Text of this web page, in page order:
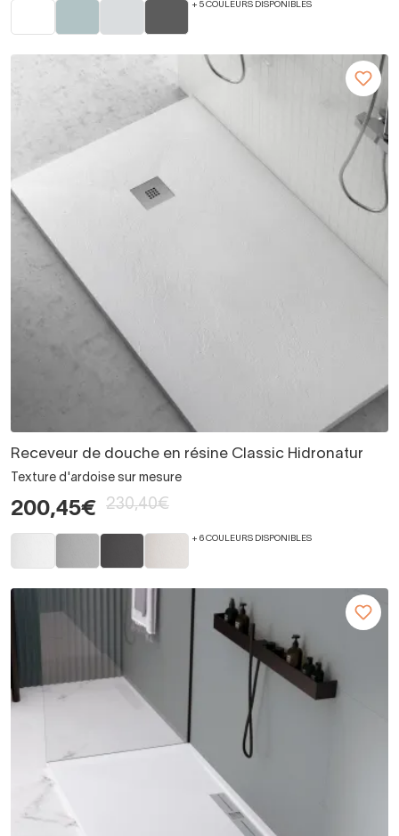
+ 5 COULEURS DISPONIBLES
Receveur de douche en résine Classic Hidronatur
Texture d'ardoise sur mesure
200,45€ 230,40€
+ 6 COULEURS DISPONIBLES